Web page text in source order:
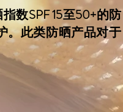
数SPF 15至50+的防
。此类防晒产品对于